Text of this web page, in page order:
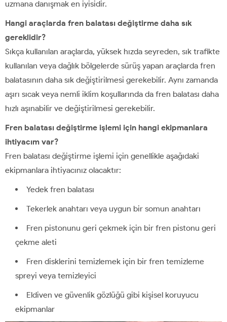
uzmana danışmak en iyisidir.
Hangi araçlarda fren balatası değiştirme daha sık
gereklidir?
Sıkça kullanılan araçlarda, yüksek hızda seyreden, sık trafikte
kullanılan veya dağlık bölgelerde sürüş yapan araçlarda fren
balatasının daha sık değiştirilmesi gerekebilir. Aynı zamanda
aşırı sıcak veya nemli iklim koşullarında da fren balatası daha
hızlı aşınabilir ve değiştirilmesi gerekebilir.
Fren balatası değiştirme işlemi için hangi ekipmanlara
ihtiyacım var?
Fren balatası değiştirme işlemi için genellikle aşağıdaki
ekipmanlara ihtiyacınız olacaktır:
Yedek fren balatası
Tekerlek anahtarı veya uygun bir somun anahtarı
Fren pistonunu geri çekmek için bir fren pistonu geri
çekme aleti
Fren disklerini temizlemek için bir fren temizleme
spreyi veya temizleyici
Eldiven ve güvenlik gözlüğü gibi kişisel koruyucu
ekipmanlar